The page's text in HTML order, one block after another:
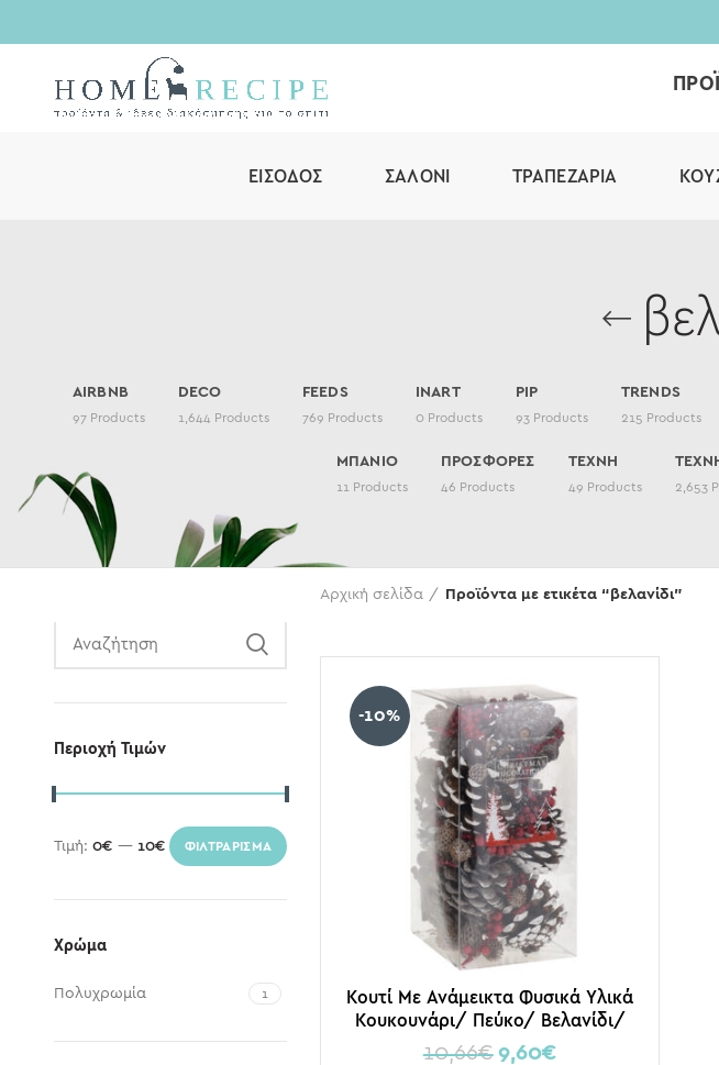
ΕΊΣΟΔΟΣ ΣΑΛΌΝΙ ΤΡΑΠΕΖΑΡΊΑ
AIRBNB
97 Products
DECO
1,644 Products
FEEDS
769 Products
INART
0 Products
PIP
93 Products
TRENDS
215 Products
ΜΠΑΝΙΟ
11 Products
ΠΡΟΣΦΟΡΕΣ
46 Products
ΤΕΧΝΗ
49 Products 2,653
Περιοχή Τιμών
ΦΙΛΤΡΆΡΙΣΜΑ
Τιμή: 0€ — 10€
Χρώμα
Πολυχρωμία 1
Αρχική σελίδα Προϊόντα με ετικέτα “βελανίδι”
-10%
Κουτί Με Ανάμεικτα Φυσικά Υλικά
Κουκουνάρι/ Πεύκο/ Βελανίδι/
Γκι Υ20
10,66€ 9,60€